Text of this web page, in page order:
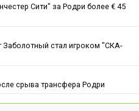
Сити" за Родри более € 45
стал игроком "СКА-
срыва трансфера Родри